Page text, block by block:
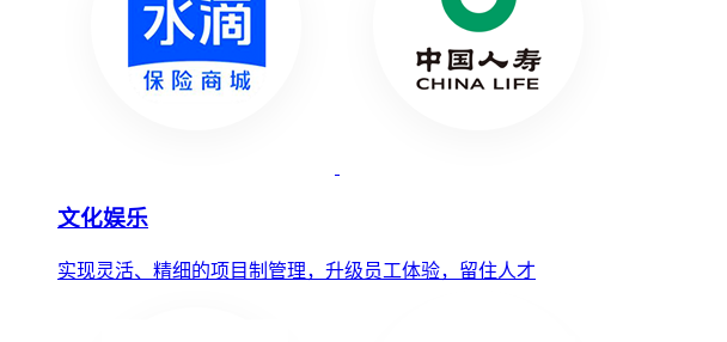
文化娱乐
实现灵活、精细的项目制管理，升级员工体验，留住人才